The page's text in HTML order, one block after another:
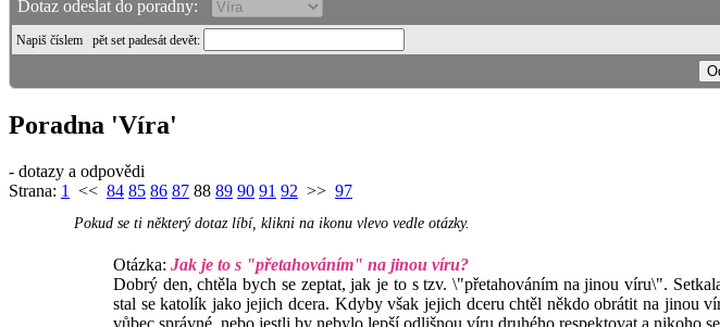
Dotaz odeslat do poradny:
Napiš číslem pět set padesát devět:
Poradna 'Víra'
- dotazy a odpovědi
Strana: 1 << 84 85 86 87 88 89 90 91 92 >> 97
Pokud se ti některý dotaz líbí, klikni na ikonu vlevo vedle otázky.
Otázka: Jak je to s "přetahováním" na jinou víru?
Dobrý den, chtěla bych se zeptat, jak je to s tzv. \"přetahováním na jinou víru\".
stal se katolík jako jejich dcera. Kdyby však jejich dceru chtěl někdo obrátit na
vůbec správné, nebo jestli by nebylo lepší odlišnou víru druhého respektovat a nikoho